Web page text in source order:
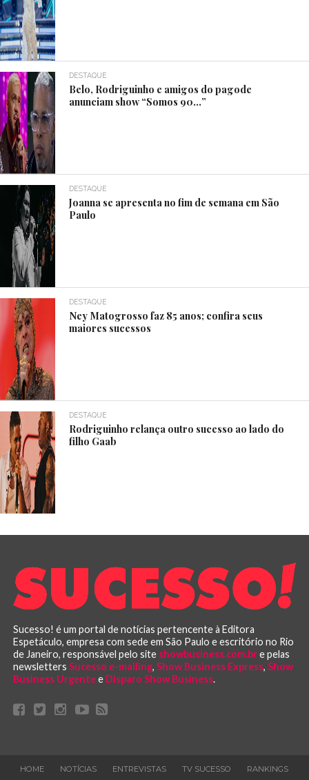
DESTAQUE
Belo, Rodriguinho e amigos do pagode
anunciam show “Somos 90…”
DESTAQUE
Joanna se apresenta no fim de semana em São
Paulo
DESTAQUE
Ney Matogrosso faz 85 anos; confira seus
maiores sucessos
DESTAQUE
Rodriguinho relança outro sucesso ao lado do
filho Gaab
Sucesso! é um portal de notícias pertencente à Editora
Espetáculo, empresa com sede em São Paulo e escritório no Rio
de Janeiro, responsável pelo site showbusiness.com.bre pelas
newsletters Sucesso e-mailing, Show Business Express, Show
Business Urgentee Disparo Show Business.
HOME NOTÍCIAS ENTREVISTAS TV SUCESSO
RANKINGS